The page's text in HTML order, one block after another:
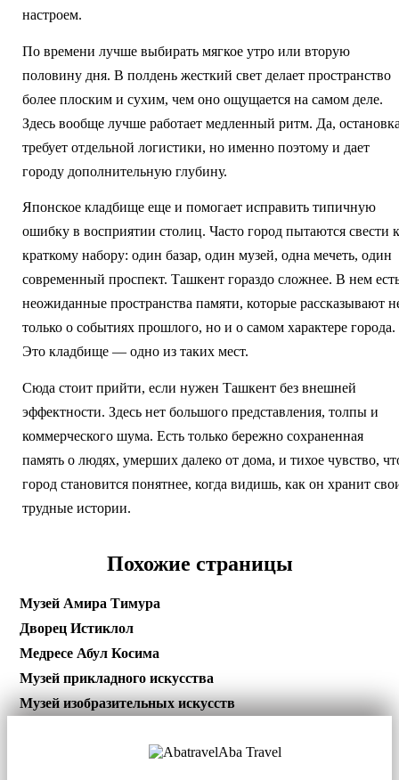
настроем.
По времени лучше выбирать мягкое утро или вторую
половину дня. В полдень жесткий свет делает пространство
более плоским и сухим, чем оно ощущается на самом деле.
Здесь вообще лучше работает медленный ритм. Да,
требует отдельной логистики, но именно поэтому и дает
городу дополнительную глубину.
Японское кладбище еще и помогает исправить типичную
ошибку в восприятии столиц. Часто город пытаются свести к
краткому набору: один базар, один музей, одна мечеть, один
современный проспект. Ташкент гораздо сложнее. В нем
неожиданные пространства памяти, которые рассказывают
только о событиях прошлого, но и о самом характере города.
Это кладбище — одно из таких мест.
Сюда стоит прийти, если нужен Ташкент без внешней
эффектности. Здесь нет большого представления, толпы и
коммерческого шума. Есть только бережно сохраненная
память о людях, умерших далеко от дома, и тихое чувство,
город становится понятнее, когда видишь, как он хранит
трудные истории.
Похожие страницы
Музей Амира Тимура
Дворец Истиклол
Медресе Абул Косима
Музей прикладного искусства
Музей изобразительных искусств
Aba Travel